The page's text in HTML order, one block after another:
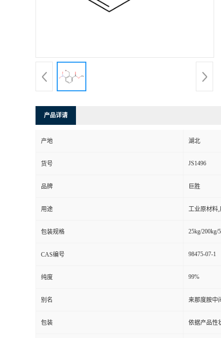
产品详请
产地 湖北
货号 JS1496
品牌 巨胜
用途 工业原材料
包装规格 25kg/200kg/
CAS编号 98475-07-1
纯度 99%
别名 来那度胺中
包装 依据产品性